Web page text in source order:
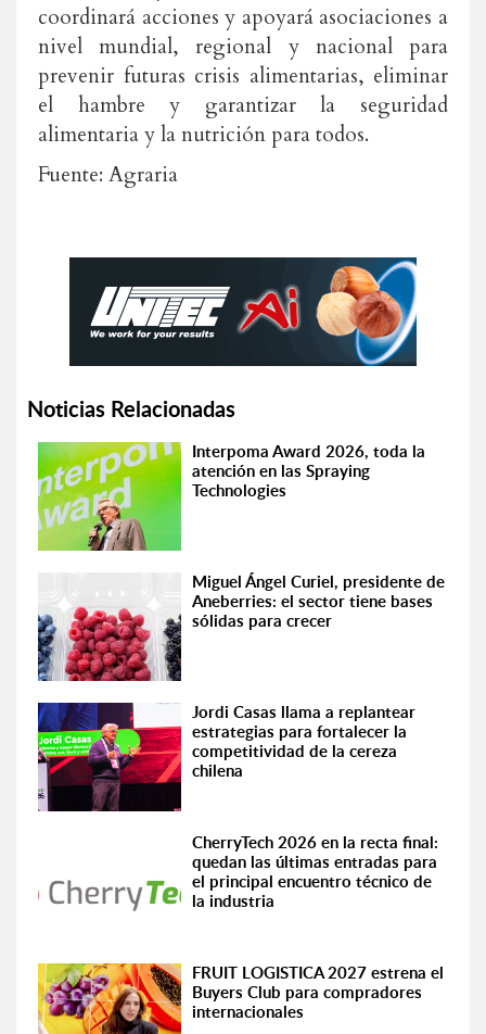
coordinará acciones y apoyará asociaciones a
nivel mundial, regional y nacional para
prevenir futuras crisis alimentarias, eliminar
el hambre y garantizar la seguridad
alimentaria y la nutrición para todos.
Fuente: Agraria
Noticias Relacionadas
Interpoma Award 2026, toda la
atención en las Spraying
Technologies
Miguel Ángel Curiel, presidente de
Aneberries: el sector tiene bases
sólidas para crecer
Jordi Casas llama a replantear
estrategias para fortalecer la
competitividad de la cereza
chilena
CherryTech 2026 en la recta final:
quedan las últimas entradas para
el principal encuentro técnico de
la industria
FRUIT LOGISTICA 2027 estrena el
Buyers Club para compradores
internacionales